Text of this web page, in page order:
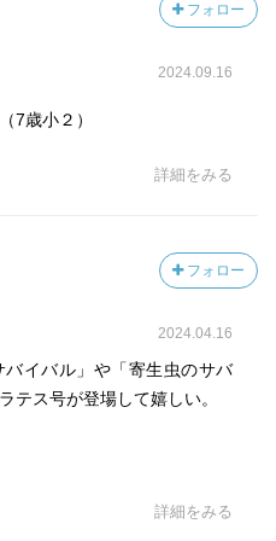
フォロー
2024.09.16
7歳小２）
詳細をみる
フォロー
2024.04.16
バイバル」や「寄生虫のサバ
テス号が登場して嬉しい。
詳細をみる